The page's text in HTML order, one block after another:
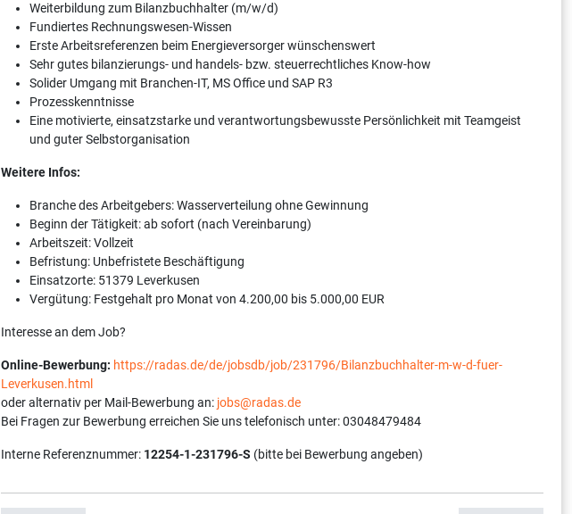
Weiterbildung zum Bilanzbuchhalter (m/w/d)
Fundiertes Rechnungswesen-Wissen
Erste Arbeitsreferenzen beim Energieversorger wünschenswert
Sehr gutes bilanzierungs- und handels- bzw. steuerrechtliches Know-how
Solider Umgang mit Branchen-IT, MS Office und SAP R3
Prozesskenntnisse
Eine motivierte, einsatzstarke und verantwortungsbewusste Persönlichkeit mit Teamgeist
und guter Selbstorganisation
Weitere Infos:
Branche des Arbeitgebers: Wasserverteilung ohne Gewinnung
Beginn der Tätigkeit: ab sofort (nach Vereinbarung)
Arbeitszeit: Vollzeit
Befristung: Unbefristete Beschäftigung
Einsatzorte: 51379 Leverkusen
Vergütung: Festgehalt pro Monat von 4.200,00 bis 5.000,00 EUR
Interesse an dem Job?
Online-Bewerbung: https://radas.de/de/jobsdb/job/231796/Bilanzbuchhalter-m-w-d-fuer-
Leverkusen.html
oder alternativ per Mail-Bewerbung an: jobs@radas.de
Bei Fragen zur Bewerbung erreichen Sie uns telefonisch unter: 03048479484
Interne Referenznummer: 12254-1-231796-S (bitte bei Bewerbung angeben)